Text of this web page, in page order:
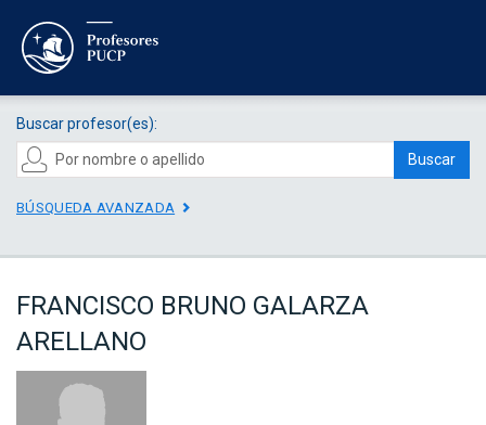
Buscar profesor(es):
Buscar
BÚSQUEDA AVANZADA
FRANCISCO BRUNO GALARZA
ARELLANO